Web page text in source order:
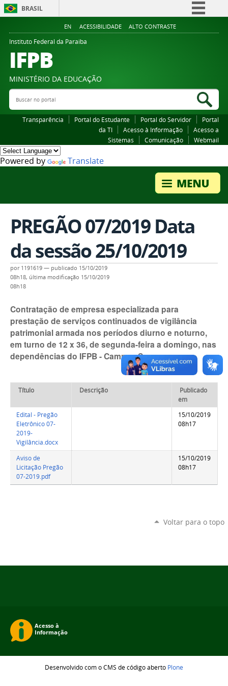
BRASIL
Simplifique!
Legislação
EN ACESSIBILIDADE ALTO CONTRASTE
Instituto Federal da Paraiba
IFPB
MINISTÉRIO DA EDUCAÇÃO
Buscar no portal
Transparência Portal do Estudante Portal do Servidor
Portal
da TI
Acesso à Informação
Acesso a
Sistemas
Comunicação Webmail
Powered by Translate
PREGÃO 07/2019 Data
da sessão 25/10/2019
por 1191619 — publicado 15/10/2019
08h18, última modificação 15/10/2019
08h18
Contratação de empresa especializada para
prestação de serviços continuados de vigilância
patrimonial armada nos períodos diurno e noturno,
em turno de 12 x 36, de segunda-feira a domingo, nas
dependências do IFPB - Campus Sousa
Título Descrição
Publicado
em
Edital - Pregão
Eletrônico 07-
2019-
Vigilância.docx
15/10/2019
08h17
Aviso de
Licitação Pregão
07-2019.pdf
15/10/2019
08h17
Voltar para o topo
Desenvolvido com o CMS de código aberto Plone